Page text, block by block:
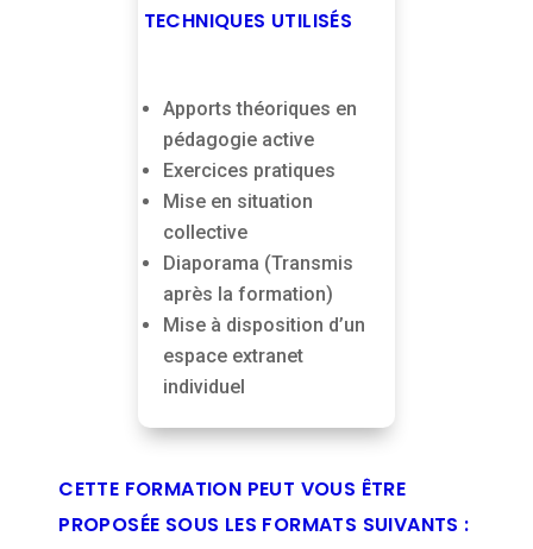
TECHNIQUES UTILISÉS
Apports théoriques en
pédagogie active
Exercices pratiques
Mise en situation
collective
Diaporama (Transmis
après la formation)
Mise à disposition d’un
espace extranet
individuel
CETTE FORMATION PEUT VOUS ÊTRE
PROPOSÉE SOUS LES FORMATS SUIVANTS :